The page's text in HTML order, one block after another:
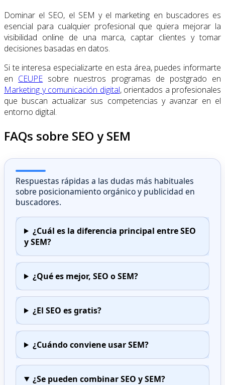
Dominar el SEO, el SEM y el marketing en buscadores es
esencial para cualquier profesional que quiera mejorar la
visibilidad online de una marca, captar clientes y tomar
decisiones basadas en datos.
Si te interesa especializarte en esta área, puedes informarte
en CEUPE sobre nuestros programas de postgrado en
Marketing y comunicación digital, orientados a profesionales
que buscan actualizar sus competencias y avanzar en el
entorno digital.
FAQs sobre SEO y SEM
Respuestas rápidas a las dudas más habituales
sobre posicionamiento orgánico y publicidad en
buscadores.
¿Cuál es la diferencia principal entre SEO
y SEM?
¿Qué es mejor, SEO o SEM?
¿El SEO es gratis?
¿Cuándo conviene usar SEM?
¿Se pueden combinar SEO y SEM?